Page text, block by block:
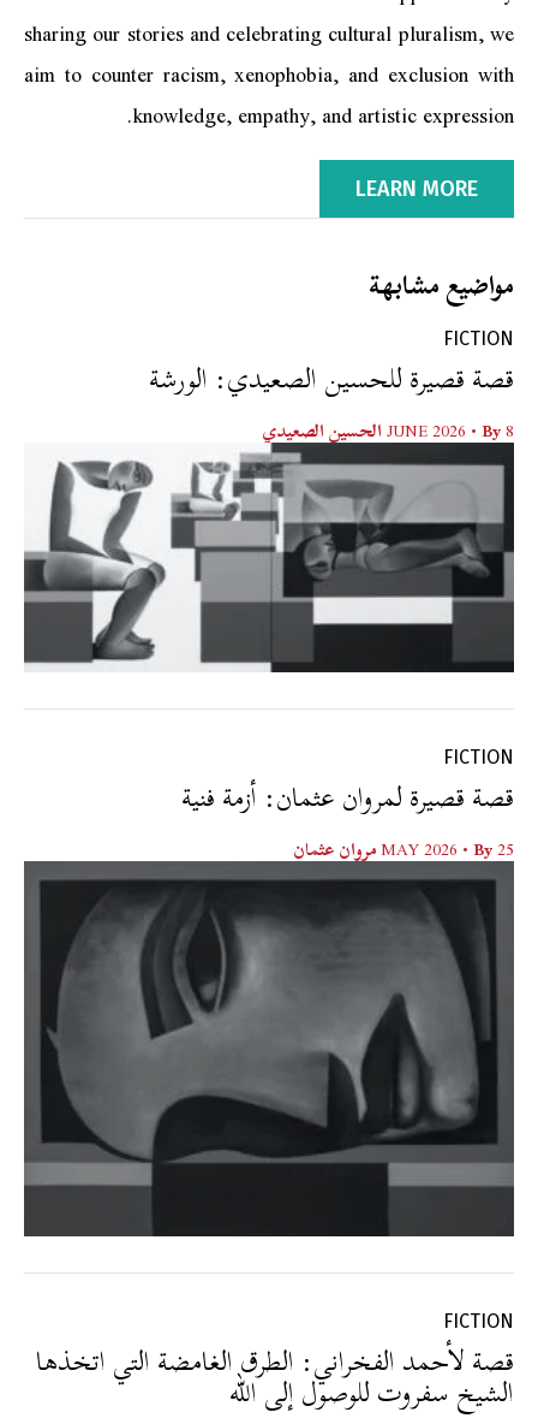
sharing our stories and celebrating cultural pluralism, we
aim to counter racism, xenophobia, and exclusion with
knowledge, empathy, and artistic expression.
LEARN MORE
مواضيع مشابهة
FICTION
قصة قصيرة للحسين الصعيدي: الورشة
8 JUNE 2026
• By الحسين الصعيدي
FICTION
قصة قصيرة لمروان عثمان: أزمة فنية
25 MAY 2026
• By مروان عثمان
FICTION
قصة لأحمد الفخراني: الطرق الغامضة التي اتخذها
الشيخ سفروت للوصول إلى الله